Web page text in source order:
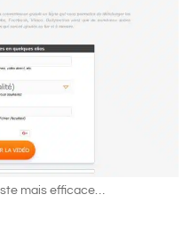
mais efficace…